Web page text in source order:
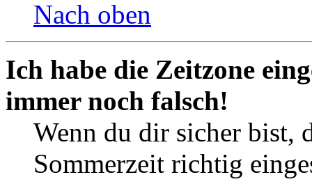
Nach oben
Ich habe die Zeitzone
immer noch falsch!
Wenn du dir sicher bist,
Sommerzeit richtig